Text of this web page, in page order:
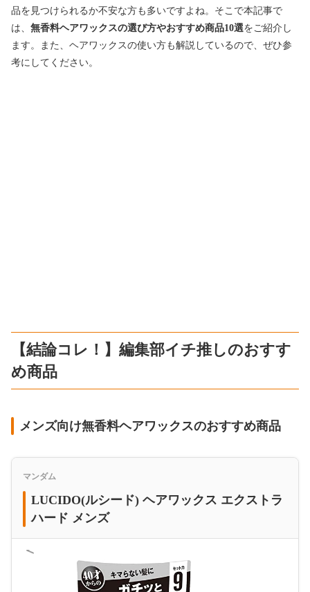
品を見つけられるか不安な方も多いですよね。そこで本記事で
は、 無香料ヘアワックスの選び方やおすすめ商品10選をご紹介し
ます。また、ヘアワックスの使い方も解説しているので、ぜひ参
考にしてください。
【結論コレ！】編集部イチ推しのおすす
め商品
メンズ向け無香料ヘアワックスのおすすめ商品
マンダム
LUCIDO(ルシード) ヘアワックス エクストラ
ハード メンズ
＜